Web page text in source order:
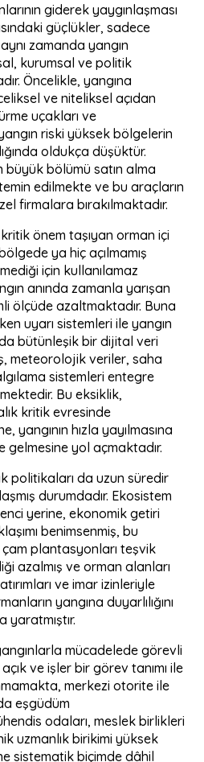
giderek yaygınlaşması
güçlükler, sadece
zamanda yangın
kurumsal ve politik
Öncelikle, yangına
ve niteliksel açıdan
uçakları ve
riski yüksek bölgelerin
oldukça düşüktür.
büyük bölümü satın alma
edilmekte ve bu araçların
firmalara bırakılmaktadır.
önem taşıyan orman içi
ya hiç açılmamış
için kullanılamaz
anında zamanla yarışan
ölçüde azaltmaktadır. Buna
uyarı sistemleri ile yangın
bütünleşik bir dijital veri
meteorolojik veriler, saha
sistemleri entegre
Bu eksiklik,
kritik evresinde
yangının hızla yayılmasına
yol açmaktadır.
politikaları da uzun süredir
durumdadır. Ekosistem
yerine, ekonomik getiri
benimsenmiş, bu
plantasyonları teşvik
azalmış ve orman alanları
ve imar izinleriyle
yangına duyarlılığını
yaratmıştır.
mücadelede görevli
ve işler bir görev tanımı ile
merkezi otorite ile
eşgüdüm
odaları, meslek birlikleri
uzmanlık birikimi yüksek
sistematik biçimde dâhil